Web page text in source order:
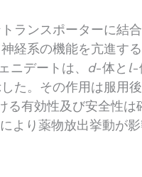
ランスポーターに結
経系の機能を亢進す
ニデートは、 d-体と l-
た。その作用は服用
る有効性及び安全性は
より薬物放出挙動が